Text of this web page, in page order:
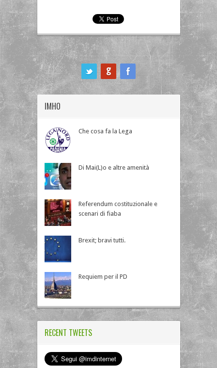
IMHO
Che cosa fa la Lega
Di Mai(L)o e altre amenità
Referendum costituzionale e
scenari di fiaba
Brexit; bravi tutti.
Requiem per il PD
RECENT TWEETS